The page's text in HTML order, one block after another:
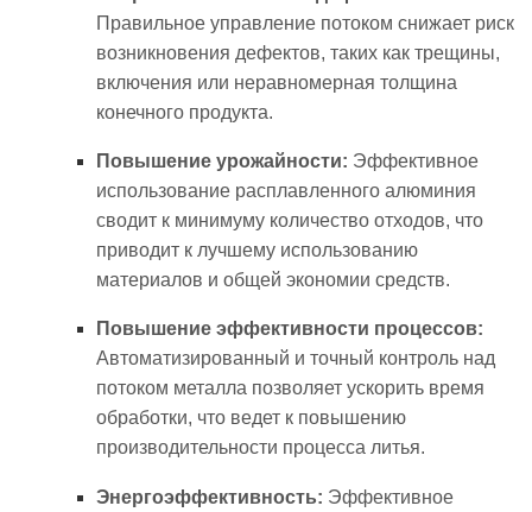
Правильное управление потоком снижает риск
возникновения дефектов, таких как трещины,
включения или неравномерная толщина
конечного продукта.
Повышение урожайности: Эффективное
использование расплавленного алюминия
сводит к минимуму количество отходов, что
приводит к лучшему использованию
материалов и общей экономии средств.
Повышение эффективности процессов:
Автоматизированный и точный контроль над
потоком металла позволяет ускорить время
обработки, что ведет к повышению
производительности процесса литья.
Энергоэффективность: Эффективное